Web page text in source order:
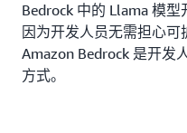
Bedrock 中的 Llama 模型
因为开发人员无需担心可
Amazon Bedrock 是开发
方式。